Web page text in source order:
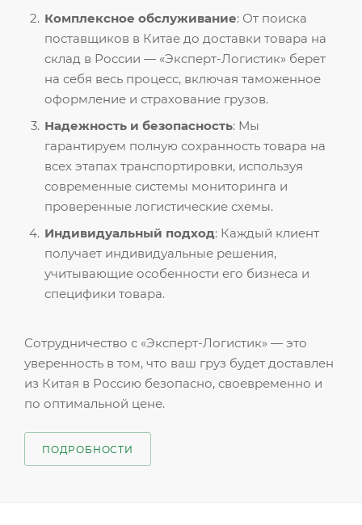
Комплексное обслуживание: От поиска
поставщиков в Китае до доставки товара на
склад в России — «Эксперт-Логистик» берет
на себя весь процесс, включая таможенное
оформление и страхование грузов.
Надежность и безопасность: Мы
гарантируем полную сохранность товара на
всех этапах транспортировки, используя
современные системы мониторинга и
проверенные логистические схемы.
Индивидуальный подход: Каждый клиент
получает индивидуальные решения,
учитывающие особенности его бизнеса и
специфики товара.
Сотрудничество с «Эксперт-Логистик» — это
уверенность в том, что ваш груз будет доставлен
из Китая в Россию безопасно, своевременно и
по оптимальной цене.
ПОДРОБНОСТИ